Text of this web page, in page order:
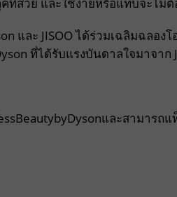
และ JISOO ได้ร่วมเฉลิมฉลอ
ที่ได้รับแรงบันดาลใจมาจาก
และสามารถแ